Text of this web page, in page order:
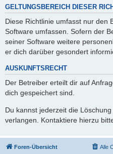
GELTUNGSBEREICH DIESER
Diese Richtlinie umfasst nur den
Software umfassen. Sofern der
seiner Software weitere
er dich darüber gesondert
AUSKUNFTSRECHT
Der Betreiber erteilt dir auf
dich gespeichert sind.
Du kannst jederzeit die
verlangen. Kontaktiere hierzu
Foren-Übersicht Alle